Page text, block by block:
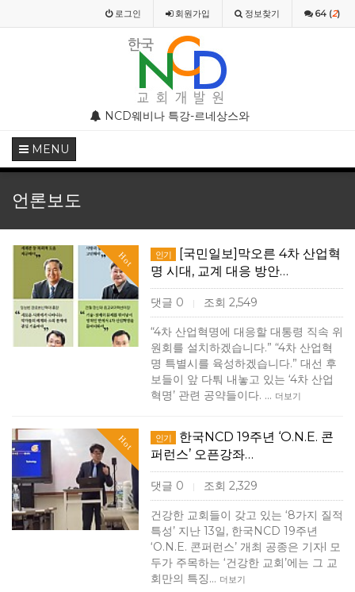
로그인 회원가입 정보찾기 64 (2)
NCD웨비나 특강-르네상스와 종교개혁기의 기독교미술
MENU
언론보도
Hot 인기
[국민일보]막오른 4차 산업혁
명 시대, 교계 대응 방안…
댓글 0 | 조회 2,549
“4차 산업혁명에 대응할 대통령 직속 위
원회를 설치하겠습니다.” “4차 산업혁
명 특별시를 육성하겠습니다.” 대선 후
보들이 앞 다퉈 내놓고 있는 ‘4차 산업
혁명’ 관련 공약들이다. … 더보기
Hot 인기
한국NCD 19주년 ‘O.N.E. 콘
퍼런스’ 오픈강좌…
댓글 0 | 조회 2,329
건강한 교회들이 갖고 있는 ‘8가지 질적
특성’ 지난 13일, 한국NCD 19주년
‘O.N.E. 콘퍼런스’ 개최 공종은 기자l 모
두가 주목하는 ‘건강한 교회’에는 그 교
회만의 특징… 더보기